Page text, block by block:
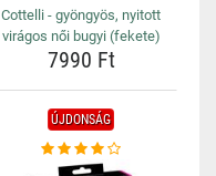
Cottelli - gyöngyös, nyitott
virágos női bugyi (fekete)
7990 Ft
ÚJDONSÁG